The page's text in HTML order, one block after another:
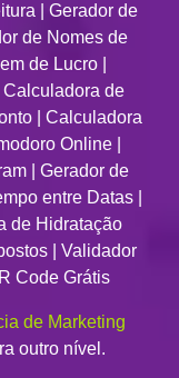
| Gerador de
de Nomes de
de Lucro|
Calculadora de
Calculadora
Online
| Gerador de
entre Datas
de Hidratação
Validador
Code Grátis
de Marketing
outro nível.